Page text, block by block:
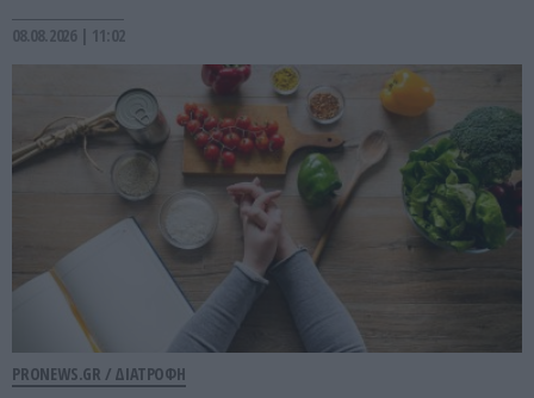
08.08.2026 | 11:02
PRONEWS.GR / ΔΙΑΤΡΟΦΗ